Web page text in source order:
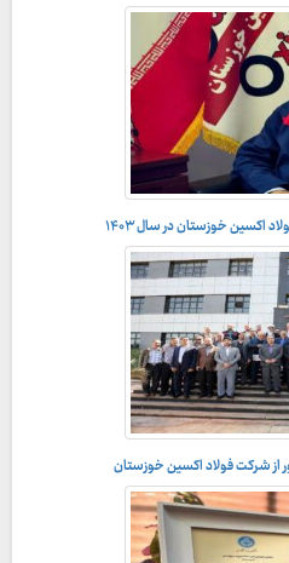
اکسین خوزستان
می‌شود؛
از شرکت فولاد اکسین خوزستان